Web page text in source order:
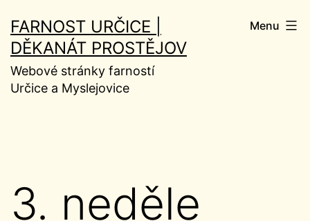
obsahu
FARNOST URČICE |
DĚKANÁT PROSTĚJOV
Webové stránky farností
Určice a Myslejovice
Menu
3. neděle